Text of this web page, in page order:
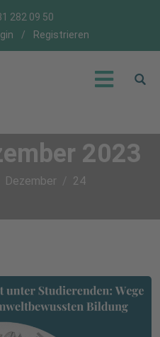
282 09 50
/ Registrieren
2023
Dezember 24